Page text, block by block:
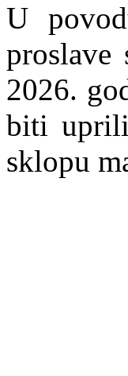
U
proslave
2026.
biti
sklopu